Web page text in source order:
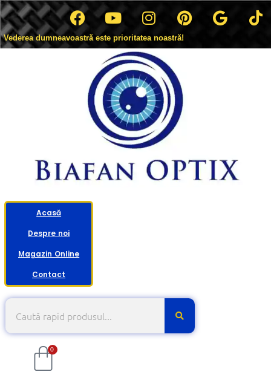
Vederea dumneavoastră este prioritatea noastră!
Acasă
Despre noi
Magazin Online
Contact
0